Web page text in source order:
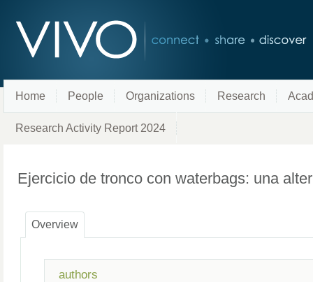
Home People Organizations Research
Research Activity Report 2024
Ejercicio de tronco con waterbags: una
Overview
authors